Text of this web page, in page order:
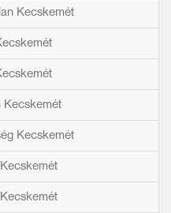
Kecskemét
Kecskemét
Kecskemét